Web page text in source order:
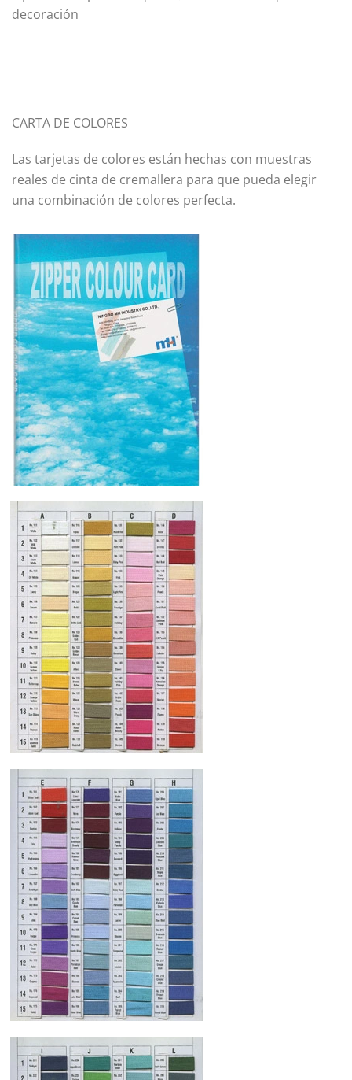
decoración
CARTA DE COLORES
Las tarjetas de colores están hechas con muestras
reales de cinta de cremallera para que pueda elegir
una combinación de colores perfecta.